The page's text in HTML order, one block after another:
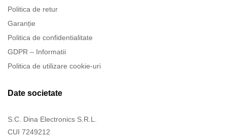
Politica de retur
Garanție
Politica de confidentialitate
GDPR – Informatii
Politica de utilizare cookie-uri
Date societate
S.C. Dina Electronics S.R.L.
CUI 7249212